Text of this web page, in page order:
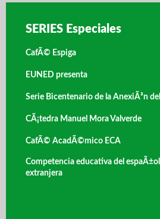
SERIES Especiales
CafÃ© Espiga
EUNED presenta
Serie Bicentenario de la AnexiÃ³n
CÃ¡tedra Manuel Mora Valverde
CafÃ© AcadÃ©mico ECA
Competencia educativa del
extranjera